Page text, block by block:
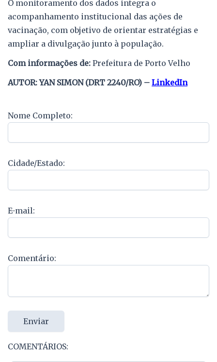
O monitoramento dos dados integra o
acompanhamento institucional das ações de
vacinação, com objetivo de orientar estratégias e
ampliar a divulgação junto à população.
Com informações de: Prefeitura de Porto Velho
AUTOR: YAN SIMON (DRT 2240/RO) – LinkedIn
Nome Completo:
Cidade/Estado:
E-mail:
Comentário:
Enviar
COMENTÁRIOS: